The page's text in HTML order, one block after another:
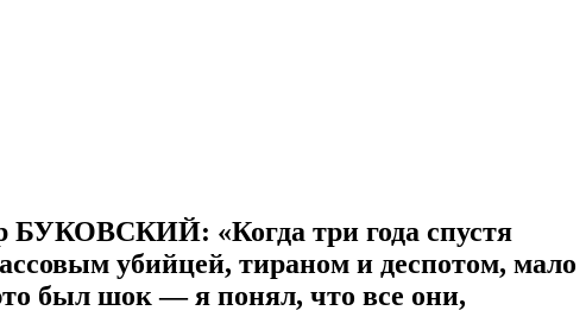
БУКОВСКИЙ: «Когда три года спустя
убийцей, тираном и деспотом, мало
был шок — я понял, что все они,